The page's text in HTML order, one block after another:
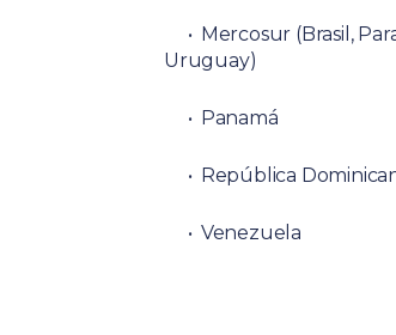
Mercosur (Brasil,
Uruguay)
Panamá
República
Venezuela